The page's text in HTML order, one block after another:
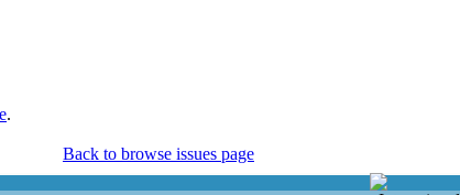
.
Back to browse issues page